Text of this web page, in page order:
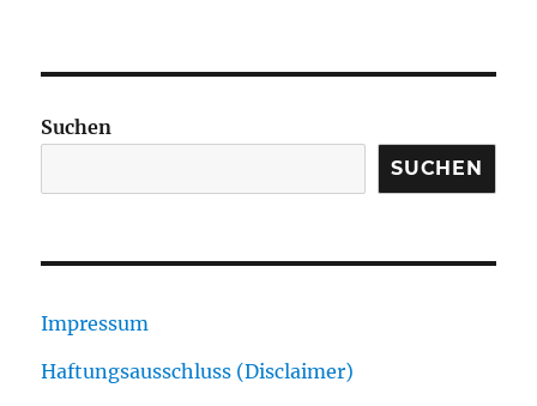
Suchen
SUCHEN
Impressum
Haftungsausschluss (Disclaimer)